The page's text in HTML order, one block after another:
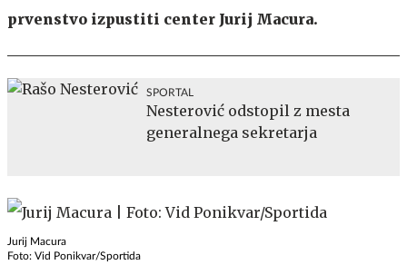
prvenstvo izpustiti center Jurij Macura.
SPORTAL
Nesterović odstopil z mesta
generalnega sekretarja
Jurij Macura
Foto: Vid Ponikvar/Sportida